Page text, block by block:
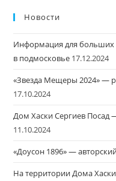
Новости
Информация для больших
в подмосковье 17.12.2024
«Звезда Мещеры 2024» —
17.10.2024
Дом Хаски Сергиев Посад
11.10.2024
«Доусон 1896» —
На территории Дома